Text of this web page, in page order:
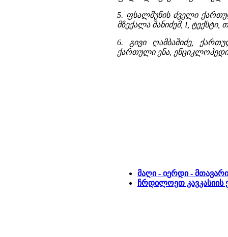
5. ფსალმუნის ძველი
მზექალა შანიძემ, I, ტექსტი,
6. გივი ღამბაშიძე,
ქართული ენა,
მაღი - იერდი -
ჩრდილოეთ